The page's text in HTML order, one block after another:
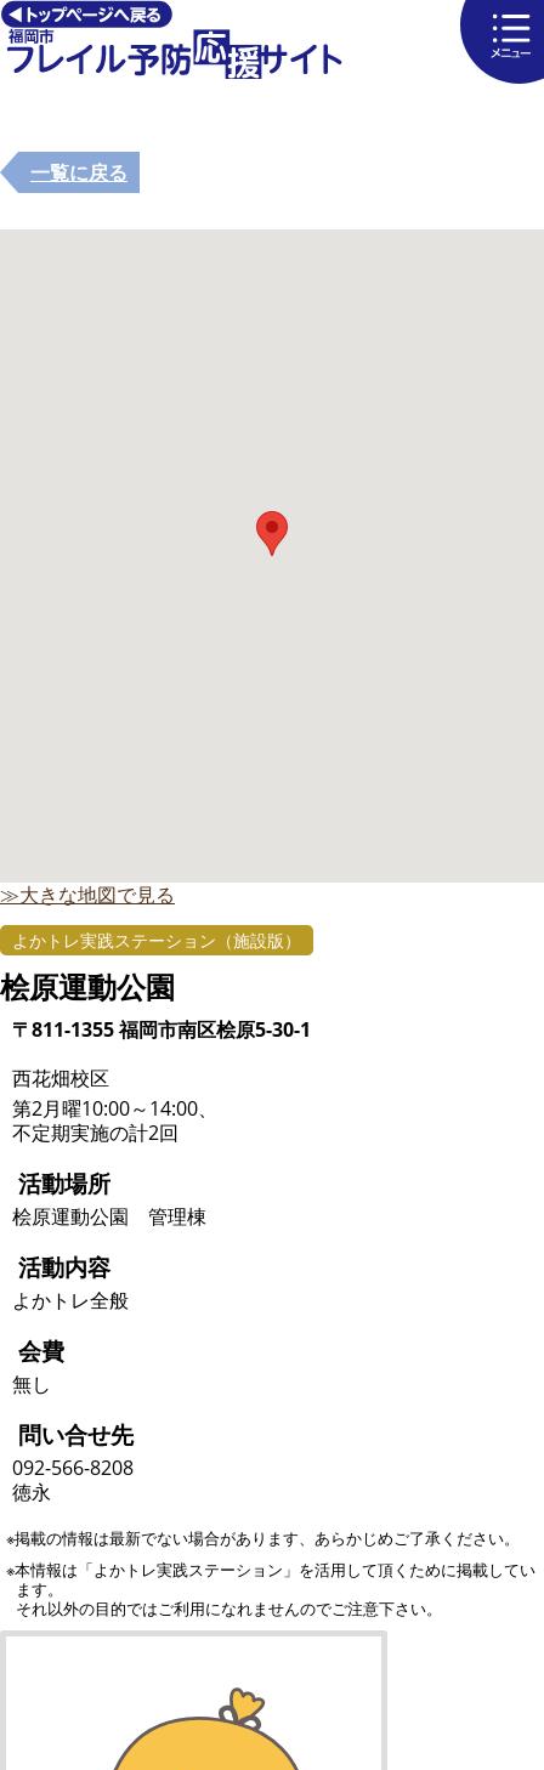
一覧に戻る
≫大きな地図で見る
よかトレ実践ステーション（施設版）
桧原運動公園
〒811-1355 福岡市南区桧原5-30-1
西花畑校区
第2月曜10:00～14:00、
不定期実施の計2回
活動場所
桧原運動公園 管理棟
活動内容
よかトレ全般
会費
無し
問い合せ先
092-566-8208
徳永
※掲載の情報は最新でない場合があります、あらかじめご了承ください。
※本情報は「よかトレ実践ステーション」を活用して頂くために掲載してい
ます。
それ以外の目的ではご利用になれませんのでご注意下さい。